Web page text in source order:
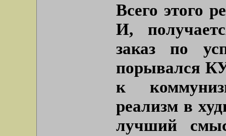
Всего этого
И,
заказ по
порывался
к
реализм в
лучший